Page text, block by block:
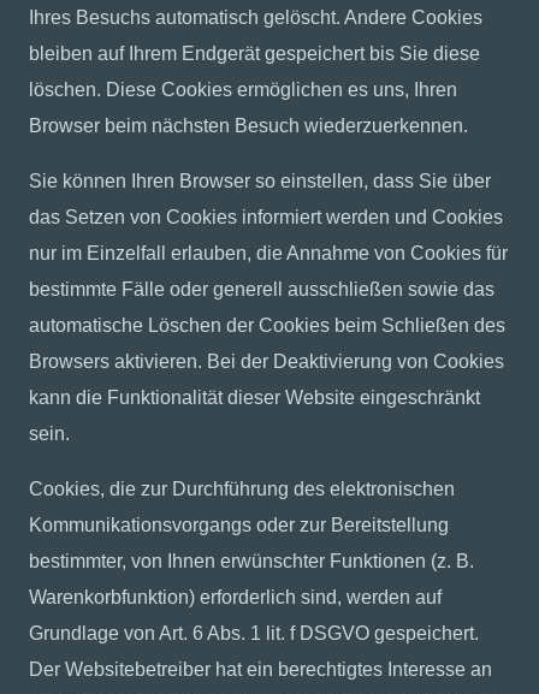
Ihres Besuchs automatisch gelöscht. Andere Cookies
bleiben auf Ihrem Endgerät gespeichert bis Sie diese
löschen. Diese Cookies ermöglichen es uns, Ihren
Browser beim nächsten Besuch wiederzuerkennen.
Sie können Ihren Browser so einstellen, dass Sie über
das Setzen von Cookies informiert werden und Cookies
nur im Einzelfall erlauben, die Annahme von Cookies für
bestimmte Fälle oder generell ausschließen sowie das
automatische Löschen der Cookies beim Schließen des
Browsers aktivieren. Bei der Deaktivierung von Cookies
kann die Funktionalität dieser Website eingeschränkt
sein.
Cookies, die zur Durchführung des elektronischen
Kommunikationsvorgangs oder zur Bereitstellung
bestimmter, von Ihnen erwünschter Funktionen (z. B.
Warenkorbfunktion) erforderlich sind, werden auf
Grundlage von Art. 6 Abs. 1 lit. f DSGVO gespeichert.
Der Websitebetreiber hat ein berechtigtes Interesse an